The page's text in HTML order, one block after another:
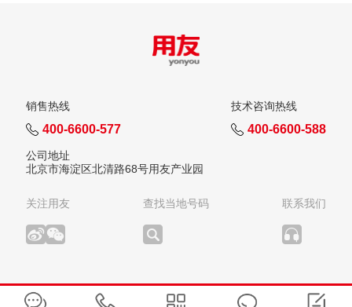
销售热线
400-6600-577
技术咨询热线
400-6600-588
公司地址
北京市海淀区北清路68号用友产业园
关注用友 查找当地号码 联系我们
版权所有：用友网络科技股份有限公司